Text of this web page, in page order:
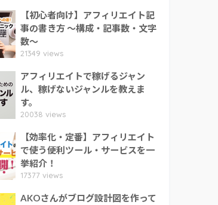
【初心者向け】アフィリエイト記
事の書き方 ～構成・記事数・文字
数～
21349 views
アフィリエイトで稼げるジャン
ル、稼げないジャンルを教えま
す。
20038 views
【効率化・定番】アフィリエイト
で使う便利ツール・サービスを一
挙紹介！
17377 views
AKOさんがブログ設計図を作って